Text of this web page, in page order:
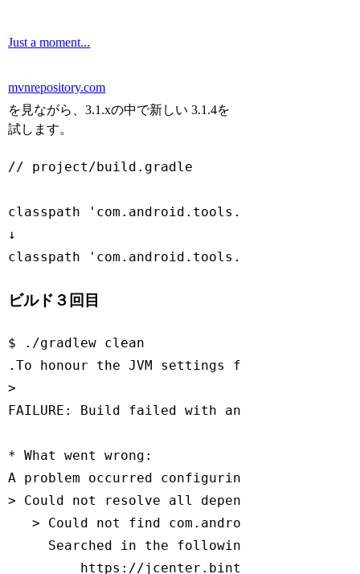
Just a moment...
mvnrepository.com
を見ながら、3.1.xの中で新しい 3.1.4を
試します。
// project/build.gradle
classpath
↓
classpath
ビルド３回目
$ ./gradlew clean
.To honour the JVM settings for
>
FAILURE: Build failed with an exception.
* What went wrong:
A problem occurred configuring root
> Could not resolve all dependencies
> Could not find
     Searched
in the following locations:
         https:
//jcenter.bintray.com/com/